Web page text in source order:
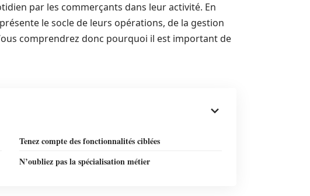
par les commerçants dans leur activité. En
le socle de leurs opérations, de la gestion
comprendrez donc pourquoi il est important de
Tenez compte des fonctionnalités ciblées
N’oubliez pas la spécialisation métier